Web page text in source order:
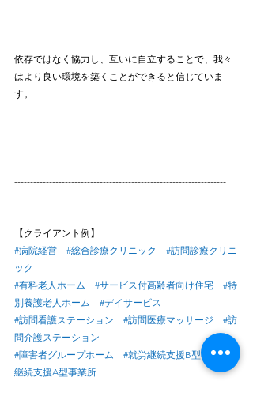
依存ではなく協力し、互いに自立することで、我々
はより良い環境を築くことができると信じていま
す。
-------------------------------------------------------------------
【クライアント例】
#病院経営
#総合診療クリニック
#訪問診療クリニ
ック
#有料老人ホーム
#サービス付高齢者向け住宅
#特
別養護老人ホーム
#デイサービス
#訪問看護ステーション
#訪問医療マッサージ
#訪
問介護ステーション
#障害者グループホーム
#就労継続支援B型
#就労
継続支援A型事業所